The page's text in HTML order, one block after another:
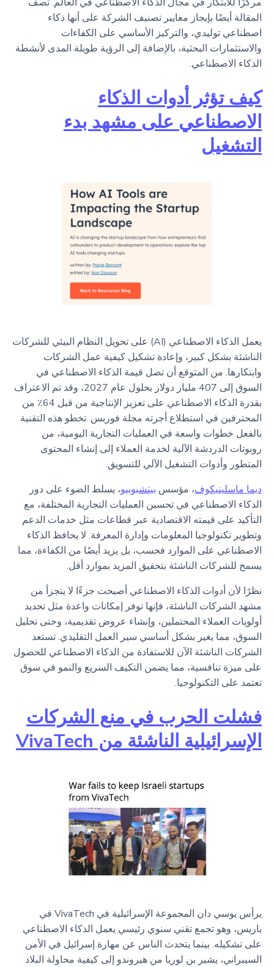
المقالة أيضًا بإيجاز معايير تصنيف الشركة على أنها ذكاء
اصطناعي توليدي، والتركيز الأساسي على الكفاءات
والاستثمارات البحثية، بالإضافة إلى الرؤية طويلة المدى لأنشطة
الذكاء الاصطناعي.
كيف تؤثر أدوات الذكاء
الاصطناعي على مشهد بدء
التشغيل
يعمل الذكاء الاصطناعي (AI) على تحويل النظام البيئي للشركات
الناشئة بشكل كبير، وإعادة تشكيل كيفية عمل الشركات
وابتكارها. من المتوقع أن تصل قيمة الذكاء الاصطناعي في
السوق إلى 407 مليار دولار بحلول عام 2027، وقد تم الاعتراف
بقدرة الذكاء الاصطناعي على تعزيز الإنتاجية من قبل 64٪ من
المحترفين في استطلاع أجرته مجلة فوربس. تخطو هذه التقنية
بالفعل خطوات واسعة في العمليات التجارية اليومية، من
روبوتات الدردشة الآلية لخدمة العملاء إلى إنشاء المحتوى
المتطور وأدوات التشغيل الآلي للتسويق.
ديما ماسلينيكوف، مؤسس بيتشبوبيو، يسلط الضوء على دور
الذكاء الاصطناعي في تحسين العمليات التجارية المختلفة، مع
التأكيد على قيمته الاقتصادية عبر قطاعات مثل خدمات الدعم
وتطوير تكنولوجيا المعلومات وإدارة المعرفة. لا يحافظ الذكاء
الاصطناعي على الموارد فحسب، بل يزيد أيضًا من الكفاءة، مما
يسمح للشركات الناشئة بتحقيق المزيد بموارد أقل.
نظرًا لأن أدوات الذكاء الاصطناعي أصبحت جزءًا لا يتجزأ من
مشهد الشركات الناشئة، فإنها توفر إمكانات واعدة مثل تحديد
أولويات العملاء المحتملين، وإنشاء عروض تقديمية، وحتى تحليل
السوق، مما يغير بشكل أساسي سير العمل التقليدي. تستعد
الشركات الناشئة الآن للاستفادة من الذكاء الاصطناعي للحصول
على ميزة تنافسية، مما يضمن التكيف السريع والنمو في سوق
تعتمد على التكنولوجيا.
فشلت الحرب في منع الشركات
الإسرائيلية الناشئة من VivaTech
يرأس يوسي دان المجموعة الإسرائيلية في VivaTech في
باريس، وهو تجمع تقني سنوي رئيسي يعمل الذكاء الاصطناعي
على تشكيله. بينما يتحدث الناس عن مهارة إسرائيل في الأمن
السيبراني، يشير بن لوريا من هيروندو إلى كيفية محاولة البلاد